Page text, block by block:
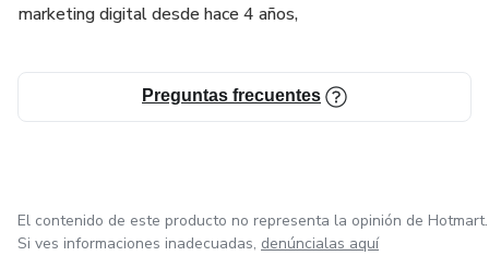
marketing digital desde hace 4 años,
Preguntas frecuentes
El contenido de este producto no representa la opinión de Hotmart.
Si ves informaciones inadecuadas, denúncialas aquí